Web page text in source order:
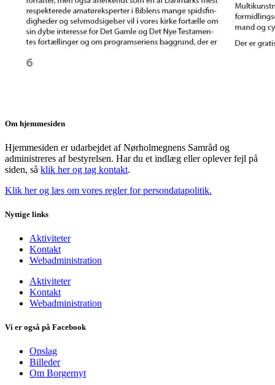
Om hjemmesiden
Hjemmesiden er udarbejdet af Nørholmegnens Samråd og
administreres af bestyrelsen. Har du et indlæg eller oplever fejl på
siden, så klik her og tag kontakt.
Klik her og læs om vores regler for persondatapolitik.
Nyttige links
Aktiviteter
Kontakt
Webadministration
Aktiviteter
Kontakt
Webadministration
Vi er også på Facebook
Opslag
Billeder
Om Borgernyt